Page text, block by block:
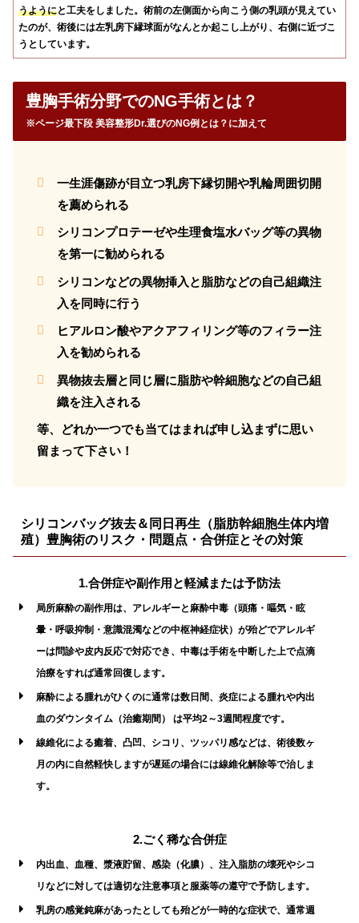
うようにと工夫をしました。術前の左側面から向こう側の乳頭が見えてい
たのが、術後には左乳房下縁球面がなんとか起こし上がり、右側に近づこ
うとしています。
豊胸手術分野でのNG手術とは？
※ページ最下段 美容整形Dr.選びのNG例とは？に加えて
一生涯傷跡が目立つ乳房下縁切開や乳輪周囲切開
を薦められる
シリコンプロテーゼや生理食塩水バッグ等の異物
を第一に勧められる
シリコンなどの異物挿入と脂肪などの自己組織注
入を同時に行う
ヒアルロン酸やアクアフィリング等のフィラー注
入を勧められる
異物抜去層と同じ層に脂肪や幹細胞などの自己組
織を注入される
等、どれか一つでも当てはまれば申し込まずに思い
留まって下さい！
シリコンバッグ抜去＆同日再生（脂肪幹細胞生体内増
殖）豊胸術のリスク・問題点・合併症とその対策
1.合併症や副作用と軽減または予防法
局所麻酔の副作用は、アレルギーと麻酔中毒（頭痛・嘔気・眩
暈・呼吸抑制・意識混濁などの中枢神経症状）が殆どでアレルギ
ーは問診や皮内反応で対応でき、中毒は手術を中断した上で点滴
治療をすれば通常回復します。
麻酔による腫れがひくのに通常は数日間、炎症による腫れや内出
血のダウンタイム（治癒期間） は平均2～3週間程度です。
線維化による癒着、凸凹、シコリ、ツッパリ感などは、術後数ヶ
月の内に自然軽快しますが遅延の場合には線維化解除等で治しま
す。
2.ごく稀な合併症
内出血、血種、漿液貯留、感染（化膿）、注入脂肪の壊死やシコ
リなどに対しては適切な注意事項と服薬等の遵守で予防します。
乳房の感覚鈍麻があったとしても殆どが一時的な症状で、通常週